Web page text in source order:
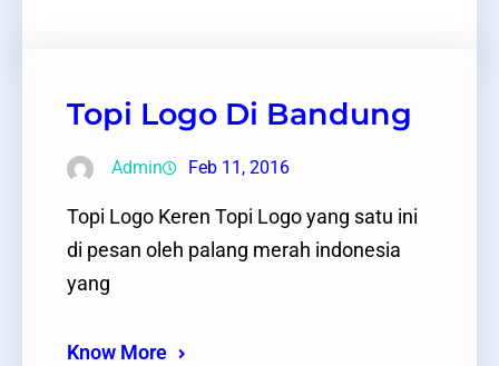
Topi Logo Di Bandung
Admin Feb 11, 2016
Topi Logo Keren Topi Logo yang satu ini
di pesan oleh palang merah indonesia
yang
Know More